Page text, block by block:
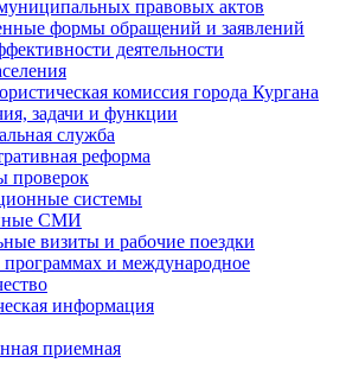
правовых актов
формы обращений и заявлений
деятельности
комиссия города Кургана
задачи и функции
служба
реформа
проверок
системы
СМИ
визиты и рабочие поездки
программах и международное
информация
приемная